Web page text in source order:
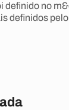
definido no
definidos